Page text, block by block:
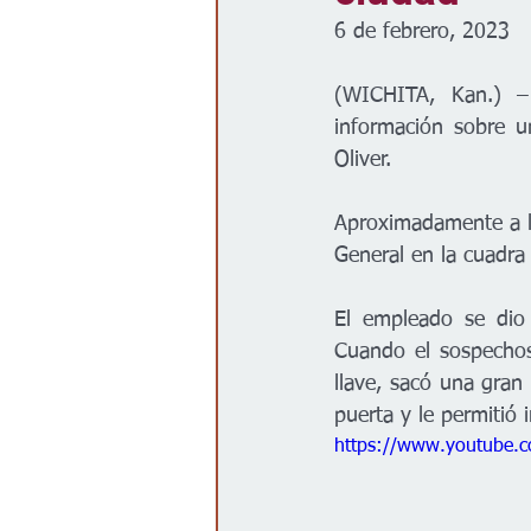
Espectáculos
6 de febrero, 2023
(WICHITA, Kan.)
información sobre
Oliver.
Aproximadamente
General en la
El empleado se
Cuando el
llave, sacó una
puerta y le permitió
https://